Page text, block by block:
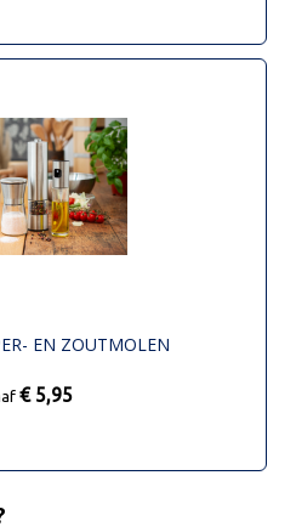
EN ZOUTMOLEN
€ 5,95